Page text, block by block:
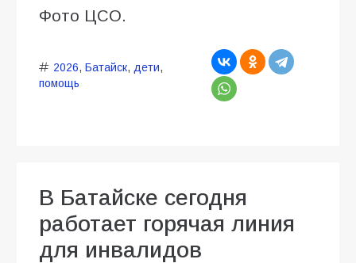
Фото ЦСО.
2026, Батайск, дети,
помощь
В Батайске сегодня
работает горячая линия
для инвалидов